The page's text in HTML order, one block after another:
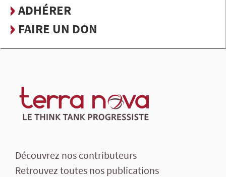
ADHÉRER
FAIRE UN DON
Découvrez nos contributeurs
Retrouvez toutes nos publications